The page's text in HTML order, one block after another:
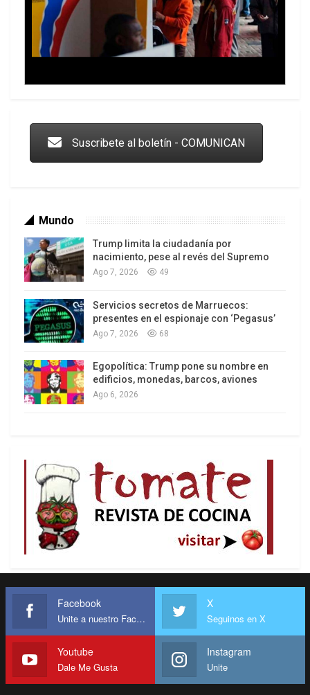
Los latinos le van dando la espalda a Trump
Suscribete al boletín - COMUNICAN
Mundo
Trump limita la ciudadanía por
nacimiento, pese al revés del Supremo
Ago 7, 2026 49
Servicios secretos de Marruecos:
presentes en el espionaje con ‘Pegasus’
Ago 7, 2026 68
Egopolítica: Trump pone su nombre en
edificios, monedas, barcos, aviones
Ago 6, 2026
Facebook
Unite a nuestro Facebook
X
Seguinos en X
Youtube
Dale Me Gusta
Instagram
Unite